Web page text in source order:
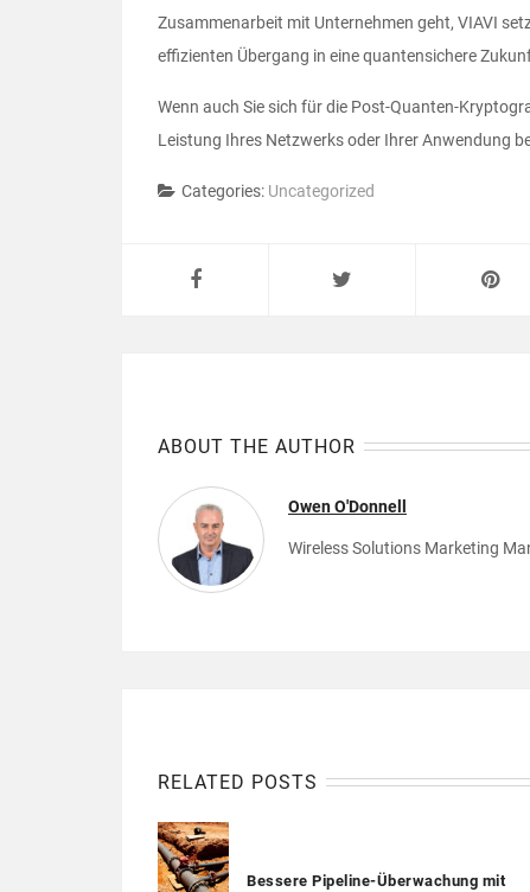
Zusammenarbeit mit Unternehmen geht, VIAVI
effizienten Übergang in eine quantensichere
Wenn auch Sie sich für die Post-Quanten-
Leistung Ihres Netzwerks oder Ihrer Anwendung
Categories: Uncategorized
ABOUT THE AUTHOR
Owen O'Donnell
Wireless Solutions Marketing
RELATED POSTS
Bessere Pipeline-Überwachung mit